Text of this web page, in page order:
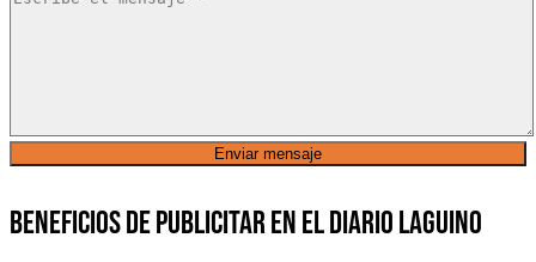
Beneficios de publicitar en el diario laguino